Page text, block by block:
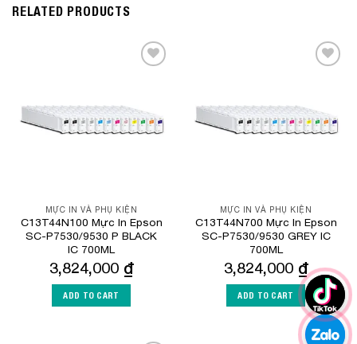
RELATED PRODUCTS
MỰC IN VÀ PHỤ KIỆN
C13T44N100 Mực In Epson
SC-P7530/9530 P BLACK
IC 700ML
3,824,000 ₫
ADD TO CART
MỰC IN VÀ PHỤ KIỆN
C13T44N700 Mực In Epson
SC-P7530/9530 GREY IC
700ML
3,824,000 ₫
ADD TO CART